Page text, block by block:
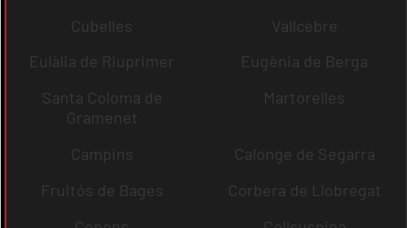
Cubelles
Vallcebre
Eulàlia de Riuprimer
Eugènia de Berga
Santa Coloma de
Gramenet
Martorelles
Campins
Calonge de Segarra
Fruitós de Bages
Corbera de Llobregat